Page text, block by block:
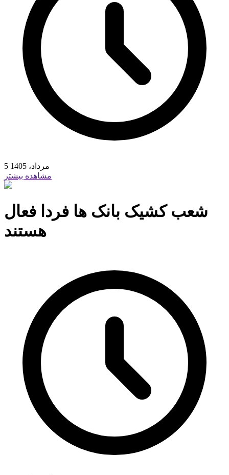
5 مرداد، 1405
مشاهده بیشتر
شعب کشیک بانک ها فردا فعال
هستند